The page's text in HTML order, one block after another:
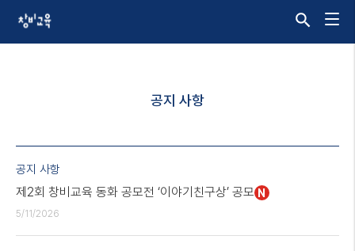
공지 사항
공지 사항
제2회 창비교육 동화 공모전 ‘이야기친구상’ 공모 N
5/11/2026